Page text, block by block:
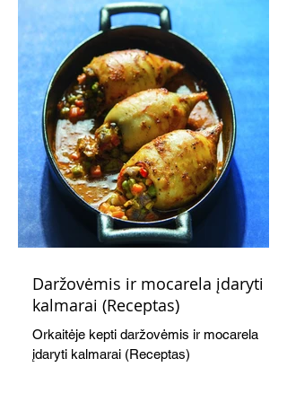
Daržovėmis ir mocarela įdaryti
kalmarai (Receptas)
Orkaitėje kepti daržovėmis ir mocarela
įdaryti kalmarai (Receptas)